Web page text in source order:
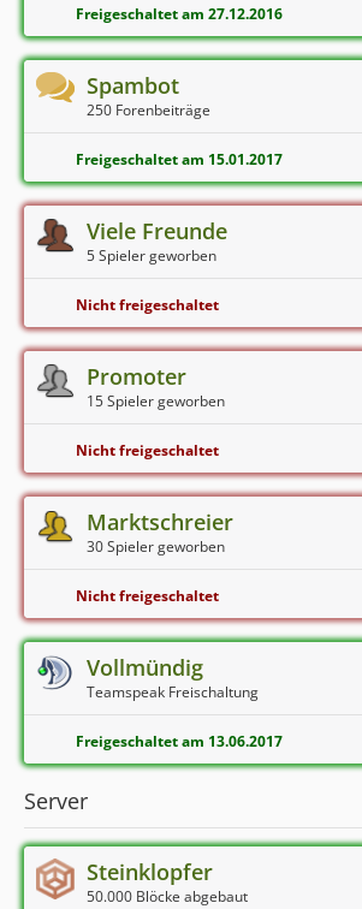
Freigeschaltet am 27.12.2016
Spambot
250 Forenbeiträge
Freigeschaltet am 15.01.2017
Viele Freunde
5 Spieler geworben
Nicht freigeschaltet
Promoter
15 Spieler geworben
Nicht freigeschaltet
Marktschreier
30 Spieler geworben
Nicht freigeschaltet
Vollmündig
Teamspeak Freischaltung
Freigeschaltet am 13.06.2017
Server
Steinklopfer
50.000 Blöcke abgebaut